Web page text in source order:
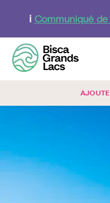
principal
ℹ️ Communiqué de